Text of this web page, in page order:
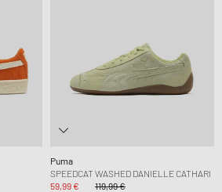
Puma
SPEEDCAT WASHED DANIELLE CATHARI
59,99 €
119,99 €